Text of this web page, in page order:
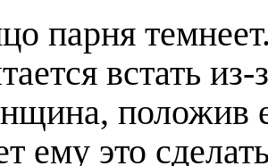
парня
встать
положив
ему это